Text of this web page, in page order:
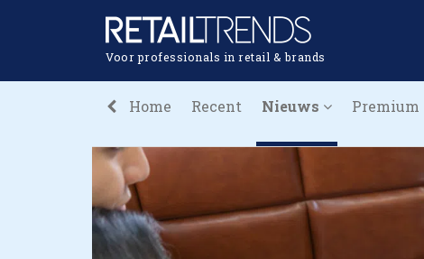
Voor professionals in retail & brands
Home Recent Nieuws Premium